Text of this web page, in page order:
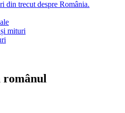
din trecut despre România.
mituri
românul